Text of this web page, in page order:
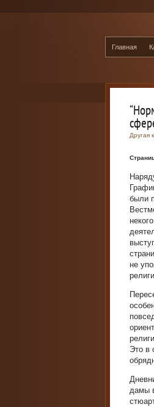
Главная
Другая
были
не
Это в
дамы